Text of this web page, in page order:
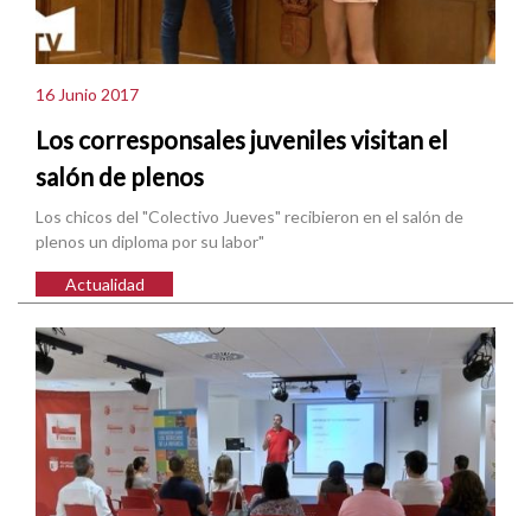
16 Junio 2017
Los corresponsales juveniles visitan el
salón de plenos
Los chicos del "Colectivo Jueves" recibieron en el salón de
plenos un diploma por su labor"
Actualidad